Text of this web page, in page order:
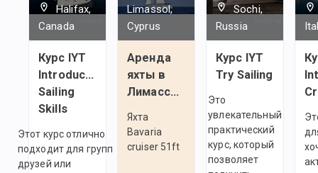
Halifax,
Canada
Курс IYT
Introductory
Sailing
Skills
Этот курс отлично
подходит для групп
друзей или
Limassol,
Cyprus
Аренда
яхты в
Лимассоле
Яхта
Bavaria
cruiser 51ft
Sochi,
Russia
Курс IYT
Try Sailing
Это
увлекательный
практический
курс, который
позволяет